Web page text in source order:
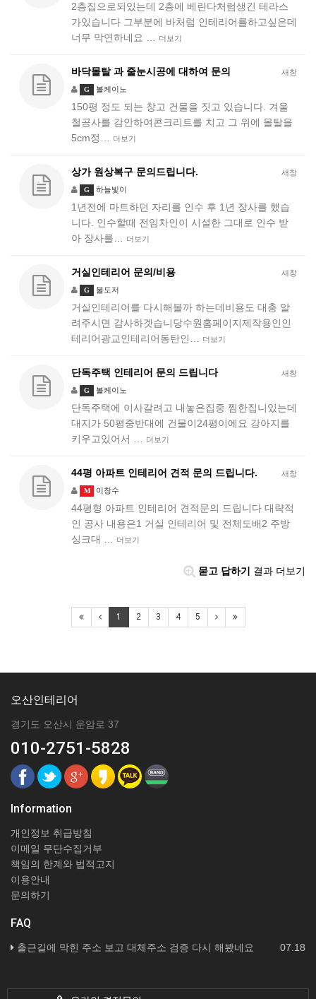
2층집으로되있는데 2층에 베란다처럼생긴 테라스
가있습니다 그부분에 바처럼 인테리어를하고싶은데
너무 막연하네요 …
더보기
새창
바닥몰탈 과 줄눈시공에 대하여 문의
G 볼케이노
150평 정도 되는 창고 건물을 짓고 있습니다. 겨울
철공사를 감안하여콘크리트를 치고 그 위에 몰탈을
5cm정…
더보기
새창
상가 원상복구 문의드립니다.
G 하늘빛이
1년전에 마트하던 자리를 인수 후 1년 장사를 했습
니다. 인수할때 전임차인이 시설한 그대로 인수 받
아 장사를…
더보기
새창
거실인테리어 문의/비용
G 불도저
거실인테리어를 다시해볼까 하는데비용도 대충 알
려주시면 감사하겟습니당수원홈페이지제작용인인
테리어광교인테리어동탄인…
더보기
새창
단독주택 인테리어 문의 드립니다
G 볼케이노
단독주택에 이사갈려고 내놓은집중 찜한집니있는데
대지가 50평중반대에 건물이24평이에요 강아지를
키우고있어서 …
더보기
새창
44평 아파트 인테리어 견적 문의 드립니다.
M 이창수
44평형 아파트 인테리어 견적문의 드립니다 대략적
인 공사 내용은1 거실 인테리어 및 전체도배2 주방
싱크대 …
더보기
묻고 답하기 결과 더보기
1 2 3 4 5
오산인테리어
경기도 오산시 운암로 37
010-2751-5828
Information
개인정보 취급방침
이메일 무단수집거부
책임의 한계와 법적고지
이용안내
문의하기
FAQ
07.18
출근길에 막힌 주소 보고 대체주소 검증 다시 해봤네요